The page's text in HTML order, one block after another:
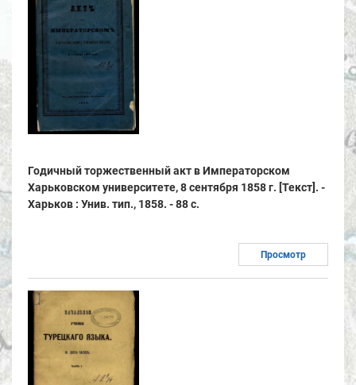
Годичный торжественный акт в Императорском
Харьковском университете, 8 сентября 1858 г. [Текст]. -
Харьков : Унив. тип., 1858. - 88 с.
Просмотр